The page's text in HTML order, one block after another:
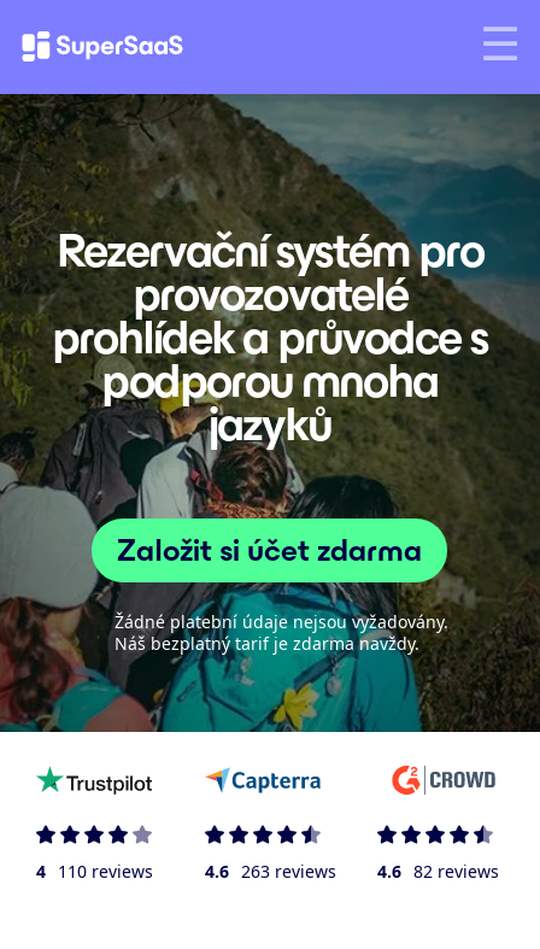
Rezervační systém pro
provozovatelé
prohlídek a průvodce s
podporou mnoha
jazyků
Založit si účet zdarma
Žádné platební údaje nejsou vyžadovány.
Náš bezplatný tarif je zdarma navždy.
4 110 reviews 4.6 263 reviews 4.6 82 reviews